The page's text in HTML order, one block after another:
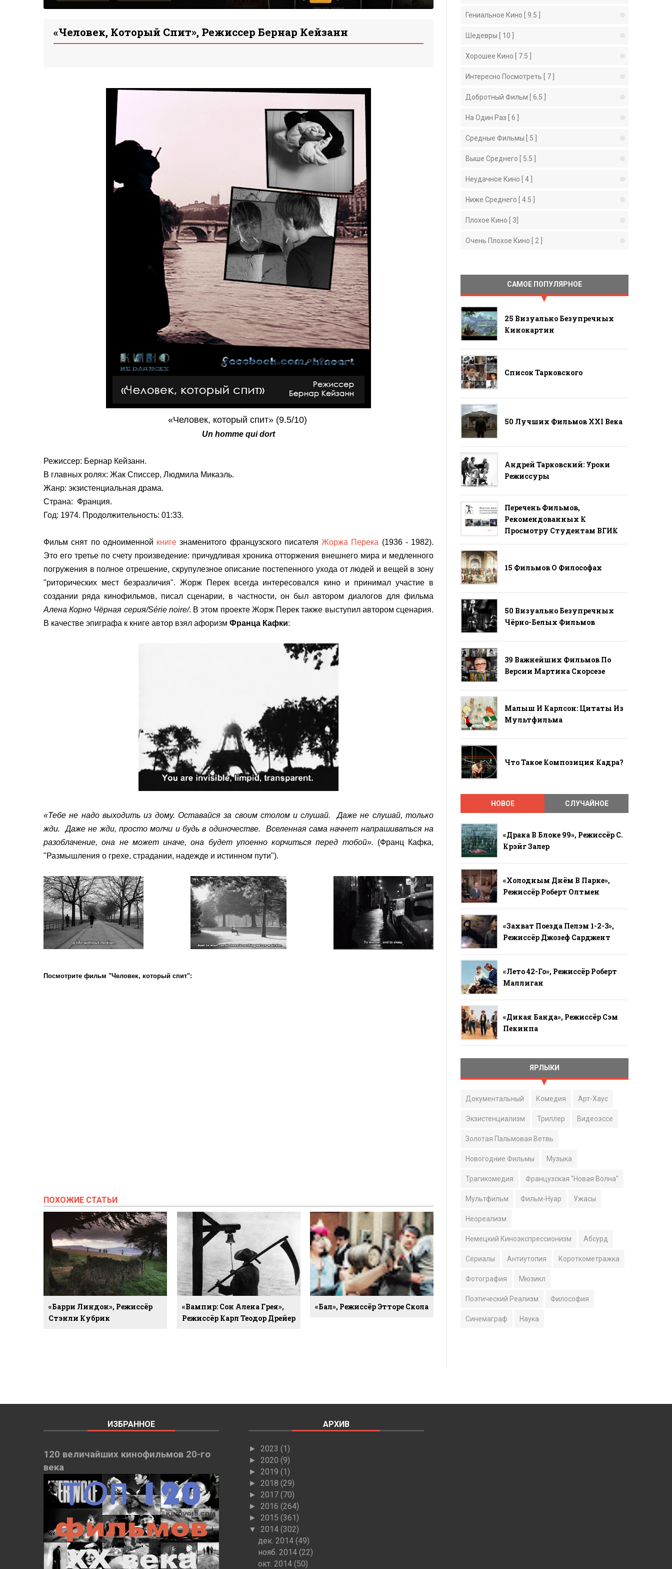
«Человек, Который Спит», Режиссер Бернар Кейзанн
«Человек, который спит» (9.5/10)
Un homme qui dort
Режиссер: Бернар Кейзанн.
В главных ролях: Жак Списсер, Людмила Микаэль.
Жанр: экзистенциальная драма.
Страна: Франция.
Год: 1974. Продолжительность: 01:33.
Фильм снят по одноименной книгезнаменитого французского писателя Жоржа Перека (1936 - 1982).
Это его третье по счету произведение: причудливая хроника отторжения внешнего мира и медленного
погружения в полное отрешение, скрупулезное описание постепенного ухода от людей и вещей в зону
"риторических мест безразличия". Жорж Перек всегда интересовался кино и принимал участие в
создании ряда кинофильмов, писал сценарии, в частности, он был автором диалогов для фильма
Алена Корно Чёрная серия/Série noire/. В этом проекте Жорж Перек также выступил автором сценария.
В качестве эпиграфа к книге автор взял афоризм Франца Кафки:
«Тебе не надо выходить из дому. Оставайся за своим столом и слушай. Даже не слушай, только
жди. Даже не жди, просто молчи и будь в одиночестве. Вселенная сама начнет напрашиваться на
разоблачение, она не может иначе, она будет упоенно корчиться перед тобой». (Франц Кафка,
"Размышления о грехе, страдании, надежде и истинном пути").
Посмотрите фильм "Человек, который спит":
ПОХОЖИЕ СТАТЬИ
«Барри Линдон», Режиссёр
Стэнли Кубрик
«Вампир: Сон Алена Грея»,
Режиссёр Карл Теодор Дрейер
«Бал», Режиссёр Этторе Скола
Гениальное Кино [ 9.5 ]
Шедевры [ 10 ]
Хорошее Кино [ 7.5 ]
Интересно Посмотреть [ 7 ]
Добротный Фильм [ 6.5 ]
На Один Раз [ 6 ]
Средные Фильмы [ 5 ]
Выше Среднего [ 5.5 ]
Неудачное Кино [ 4 ]
Ниже Среднего [ 4.5 ]
Плохое Кино [ 3]
Очень Плохое Кино [ 2 ]
САМОЕ ПОПУЛЯРНОЕ
25 Визуально Безупречных
Кинокартин
Список Тарковского
50 Лучших Фильмов ХХI Века
Андрей Тарковский: Уроки
Режиссуры
Перечень Фильмов,
Рекомендованных К
Просмотру Студентам ВГИК
15 Фильмов О Философах
50 Визуально Безупречных
Чёрно-Белых Фильмов
39 Важнейших Фильмов По
Версии Мартина Скорсезе
Малыш И Карлсон: Цитаты Из
Мультфильма
Что Такое Композиция Кадра?
НОВОЕ СЛУЧАЙНОЕ
«Драка В Блоке 99», Режиссёр С.
Крэйг Залер
«Холодным Днём В Парке»,
Режиссёр Роберт Олтмен
«Захват Поезда Пелэм 1-2-3»,
Режиссёр Джозеф Сарджент
«Лето 42-Го», Режиссёр Роберт
Маллиган
«Дикая Банда», Режиссёр Сэм
Пекинпа
ЯРЛЫКИ
Документальный Комедия Арт-Хаус
Экзистенциализм Триллер Видеоэссе
Золотая Пальмовая Ветвь
Новогодние Фильмы Музыка
Трагикомедия Французская "Новая Волна"
Мультфильм Фильм-Нуар Ужасы
Неореализм
Немецкий Киноэкспрессионизм Абсурд
Сериалы Антиутопия Короткометражка
Фотография Мюзикл
Поэтический Реализм Философия
Синемаграф Наука
ИЗБРАННОЕ
120 величайших кинофильмов 20-го
века
АРХИВ
► 2023 (1)
► 2020 (9)
► 2019 (1)
► 2018 (29)
► 2017 (70)
► 2016 (264)
► 2015 (361)
▼ 2014 (302)
дек. 2014 (49)
нояб. 2014 (22)
окт. 2014 (50)